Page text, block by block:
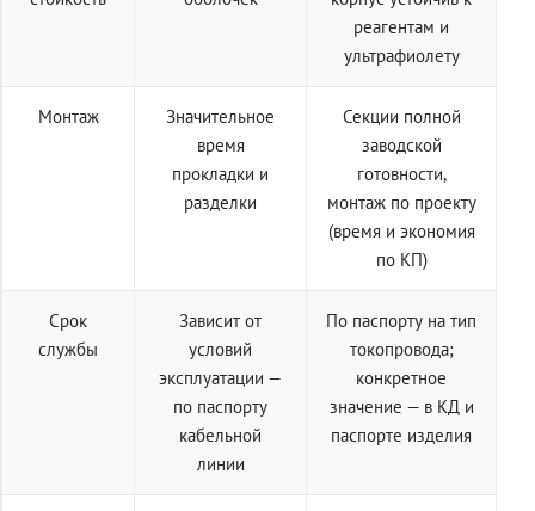
реагентам и
ультрафиолету
Монтаж
Значительное
время
прокладки и
разделки
Секции полной
заводской
готовности,
монтаж по проекту
(время и экономия
по КП)
Срок
службы
Зависит от
условий
эксплуатации —
по паспорту
кабельной
линии
По паспорту на тип
токопровода;
конкретное
значение — в КД и
паспорте изделия